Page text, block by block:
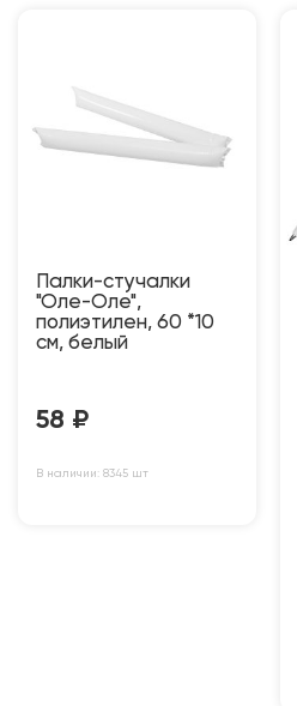
Палки-стучалки
"Оле-Оле",
полиэтилен, 60 *10
см, белый
58 ₽
В наличии: 8345 шт